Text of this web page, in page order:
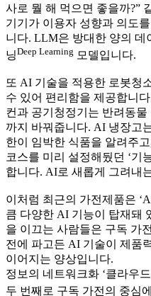
사로 뭘 해 먹으면 좋을까?”
기기가 이용자 성향과 의도
니다. LLM은 방대한 양의 데
닝Deep Learning 모델입니다.
또 AI 기술을 적용한 로봇청
수 있어 편리함을 제공합니
컨과 공기청정기는 반려동물
까지 바꿔줍니다. AI 냉장고
한이 임박한 식품을 알려주
코스를 미리 설정해뒀던 ‘기
합니다. AI로 새롭게 그려내
이처럼 최근의 가전제품은
큼 다양한 AI 기능이 탑재돼
을 이끄는 사람들은 구독 가
전에 파고든 AI 기술이 제품
이어지는 양상입니다.
정보의 네트워크화 ‘클라우
두 번째로 구독 가전의 중심